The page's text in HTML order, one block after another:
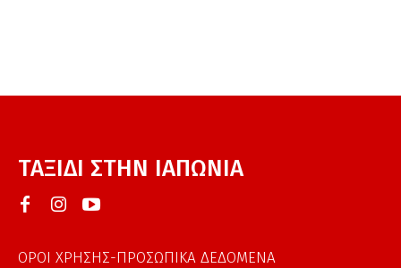
ΤΑΞΙΔΙ ΣΤΗΝ ΙΑΠΩΝΙΑ
ΟΡΟΙ ΧΡΗΣΗΣ-ΠΡΟΣΩΠΙΚΑ ΔΕΔΟΜΕΝΑ